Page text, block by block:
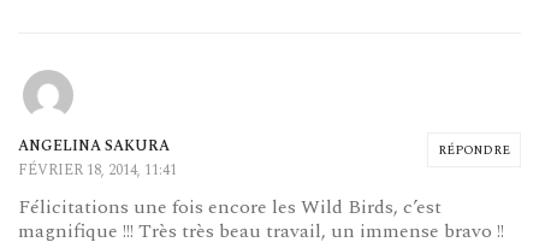
RÉPONDRE
ANGELINA SAKURA
FÉVRIER 18, 2014, 11:41
Félicitations une fois encore les Wild Birds, c’est
magnifique !!! Très très beau travail, un immense bravo !!